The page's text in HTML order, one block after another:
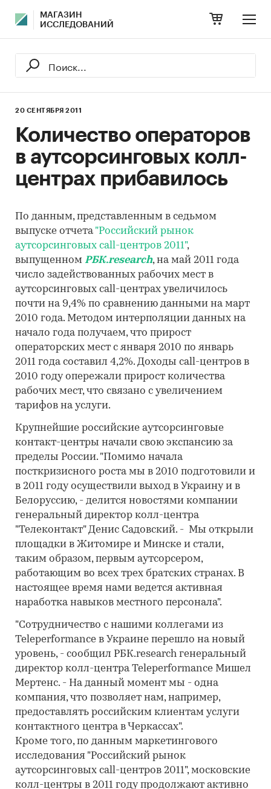
МАГАЗИН
ИССЛЕДОВАНИЙ
20 СЕНТЯБРЯ 2011
Количество операторов
в аутсорсинговых колл-
центрах прибавилось
По данным, представленным в седьмом
выпуске отчета"Российский рынок
аутсорсинговых call-центров 2011",
выпущенном РБК.research, на май 2011 года
число задействованных рабочих мест в
аутсорсинговых call-центрах увеличилось
почти на 9,4% по сравнению данными на март
2010 года. Методом интерполяции данных на
начало года получаем, что прирост
операторских мест с января 2010 по январь
2011 года составил 4,2%. Доходы call-центров в
2010 году опережали прирост количества
рабочих мест, что связано с увеличением
тарифов на услуги.
Крупнейшие российские аутсорсинговые
контакт-центры начали свою экспансию за
пределы России. "Помимо начала
посткризисного роста мы в 2010 подготовили и
в 2011 году осуществили выход в Украину и в
Белоруссию, - делится новостями компании
генеральный директор колл-центра
"Телеконтакт" Денис Садовский. - Мы открыли
площадки в Житомире и Минске и стали,
таким образом, первым аутсорсером,
работающим во всех трех братских странах. В
настоящее время нами ведется активная
наработка навыков местного персонала".
"Сотрудничество с нашими коллегами из
Teleperformance в Украине перешло на новый
уровень, - сообщил РБК.research генеральный
директор колл-центра Teleperformance Мишел
Мертенс. - На данный момент мы - одна
компания, что позволяет нам, например,
предоставлять российским клиентам услуги
контактного центра в Черкассах".
Кроме того, по данным маркетингового
исследования "Российский рынок
аутсорсинговых call-центров 2011", московские
колл-центры в 2011 году продолжают активно